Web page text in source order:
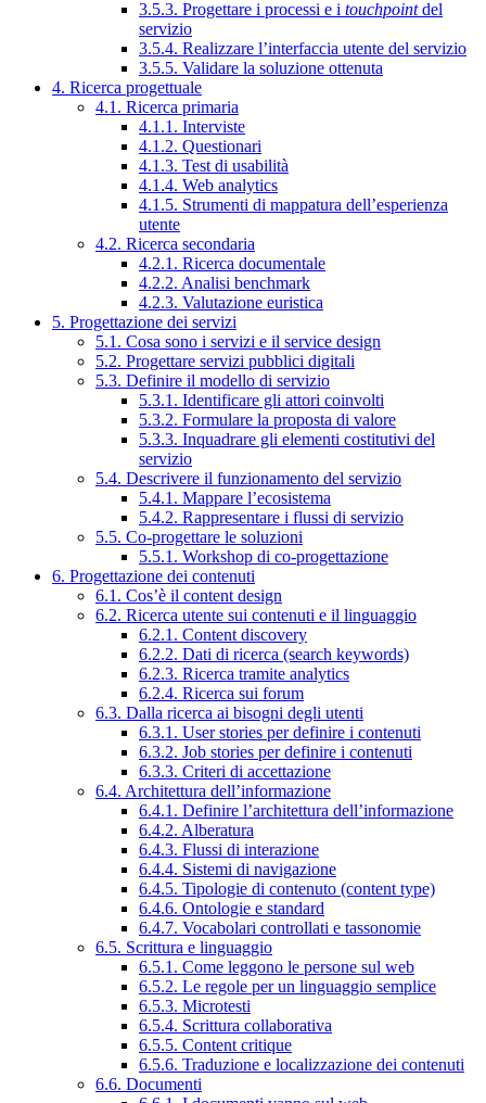
3.5.3. Progettare i processi e i touchpointdel
servizio
3.5.4. Realizzare l’interfaccia utente del servizio
3.5.5. Validare la soluzione ottenuta
4. Ricerca progettuale
4.1. Ricerca primaria
4.1.1. Interviste
4.1.2. Questionari
4.1.3. Test di usabilità
4.1.4. Web analytics
4.1.5. Strumenti di mappatura dell’esperienza
utente
4.2. Ricerca secondaria
4.2.1. Ricerca documentale
4.2.2. Analisi benchmark
4.2.3. Valutazione euristica
5. Progettazione dei servizi
5.1. Cosa sono i servizi e il service design
5.2. Progettare servizi pubblici digitali
5.3. Definire il modello di servizio
5.3.1. Identificare gli attori coinvolti
5.3.2. Formulare la proposta di valore
5.3.3. Inquadrare gli elementi costitutivi del
servizio
5.4. Descrivere il funzionamento del servizio
5.4.1. Mappare l’ecosistema
5.4.2. Rappresentare i flussi di servizio
5.5. Co-progettare le soluzioni
5.5.1. Workshop di co-progettazione
6. Progettazione dei contenuti
6.1. Cos’è il content design
6.2. Ricerca utente sui contenuti e il linguaggio
6.2.1. Content discovery
6.2.2. Dati di ricerca (search keywords)
6.2.3. Ricerca tramite analytics
6.2.4. Ricerca sui forum
6.3. Dalla ricerca ai bisogni degli utenti
6.3.1. User stories per definire i contenuti
6.3.2. Job stories per definire i contenuti
6.3.3. Criteri di accettazione
6.4. Architettura dell’informazione
6.4.1. Definire l’architettura dell’informazione
6.4.2. Alberatura
6.4.3. Flussi di interazione
6.4.4. Sistemi di navigazione
6.4.5. Tipologie di contenuto (content type)
6.4.6. Ontologie e standard
6.4.7. Vocabolari controllati e tassonomie
6.5. Scrittura e linguaggio
6.5.1. Come leggono le persone sul web
6.5.2. Le regole per un linguaggio semplice
6.5.3. Microtesti
6.5.4. Scrittura collaborativa
6.5.5. Content critique
6.5.6. Traduzione e localizzazione dei contenuti
6.6. Documenti